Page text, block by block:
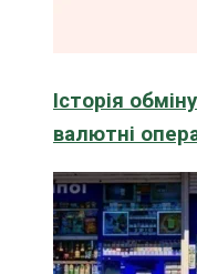
Історія
валютні